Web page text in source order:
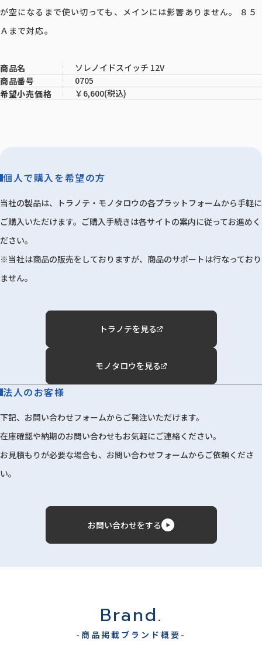
が空になるまで使い切っても、メインには影響ありません。 ８５
Ａまで対応。
商品名
ソレノイドスイッチ 12V
商品番号
0705
希望小売価格
￥6,600(税込)
個人で購入を希望の方
当社の製品は、トラノテ・モノタロウの各プラットフォームから手軽に
ご購入いただけます。ご購入手続きは各サイトの案内に従ってお進めく
ださい。
※当社は商品の販売をしておりますが、商品のサポートは行なっており
ません。
トラノテを見る
モノタロウを見る
法人のお客様
下記、お問い合わせフォームからご発注いただけます。
在庫確認や納期のお問い合わせもお気軽にご連絡ください。
お見積もりが必要な場合も、お問い合わせフォームからご依頼くださ
い。
お問い合わせをする
Brand.
-商品掲載ブランド概要-